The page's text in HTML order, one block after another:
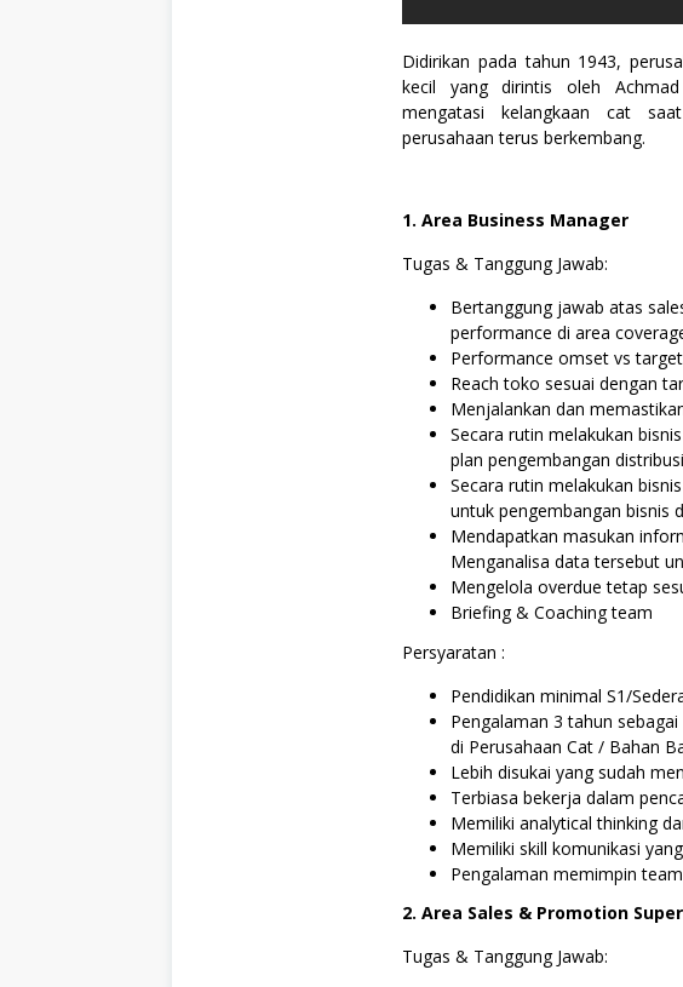
Didirikan pada tahun 1943,
kecil yang dirintis oleh
mengatasi kelangkaan cat
perusahaan terus berkembang.
1. Area Business Manager
Tugas & Tanggung Jawab:
Bertanggung jawab atas
performance di area
Performance omset vs target
Reach toko sesuai dengan
Menjalankan dan
Secara rutin melakukan
plan pengembangan
Secara rutin melakukan
untuk pengembangan bisnis
Mendapatkan masukan
Menganalisa data tersebut
Mengelola overdue tetap
Briefing & Coaching team
Persyaratan :
Pendidikan minimal S1/
Pengalaman 3 tahun
di Perusahaan Cat / Bahan
Lebih disukai yang sudah
Terbiasa bekerja dalam
Memiliki analytical thinking
Memiliki skill komunikasi
Pengalaman memimpin team
2. Area Sales & Promotion
Tugas & Tanggung Jawab: